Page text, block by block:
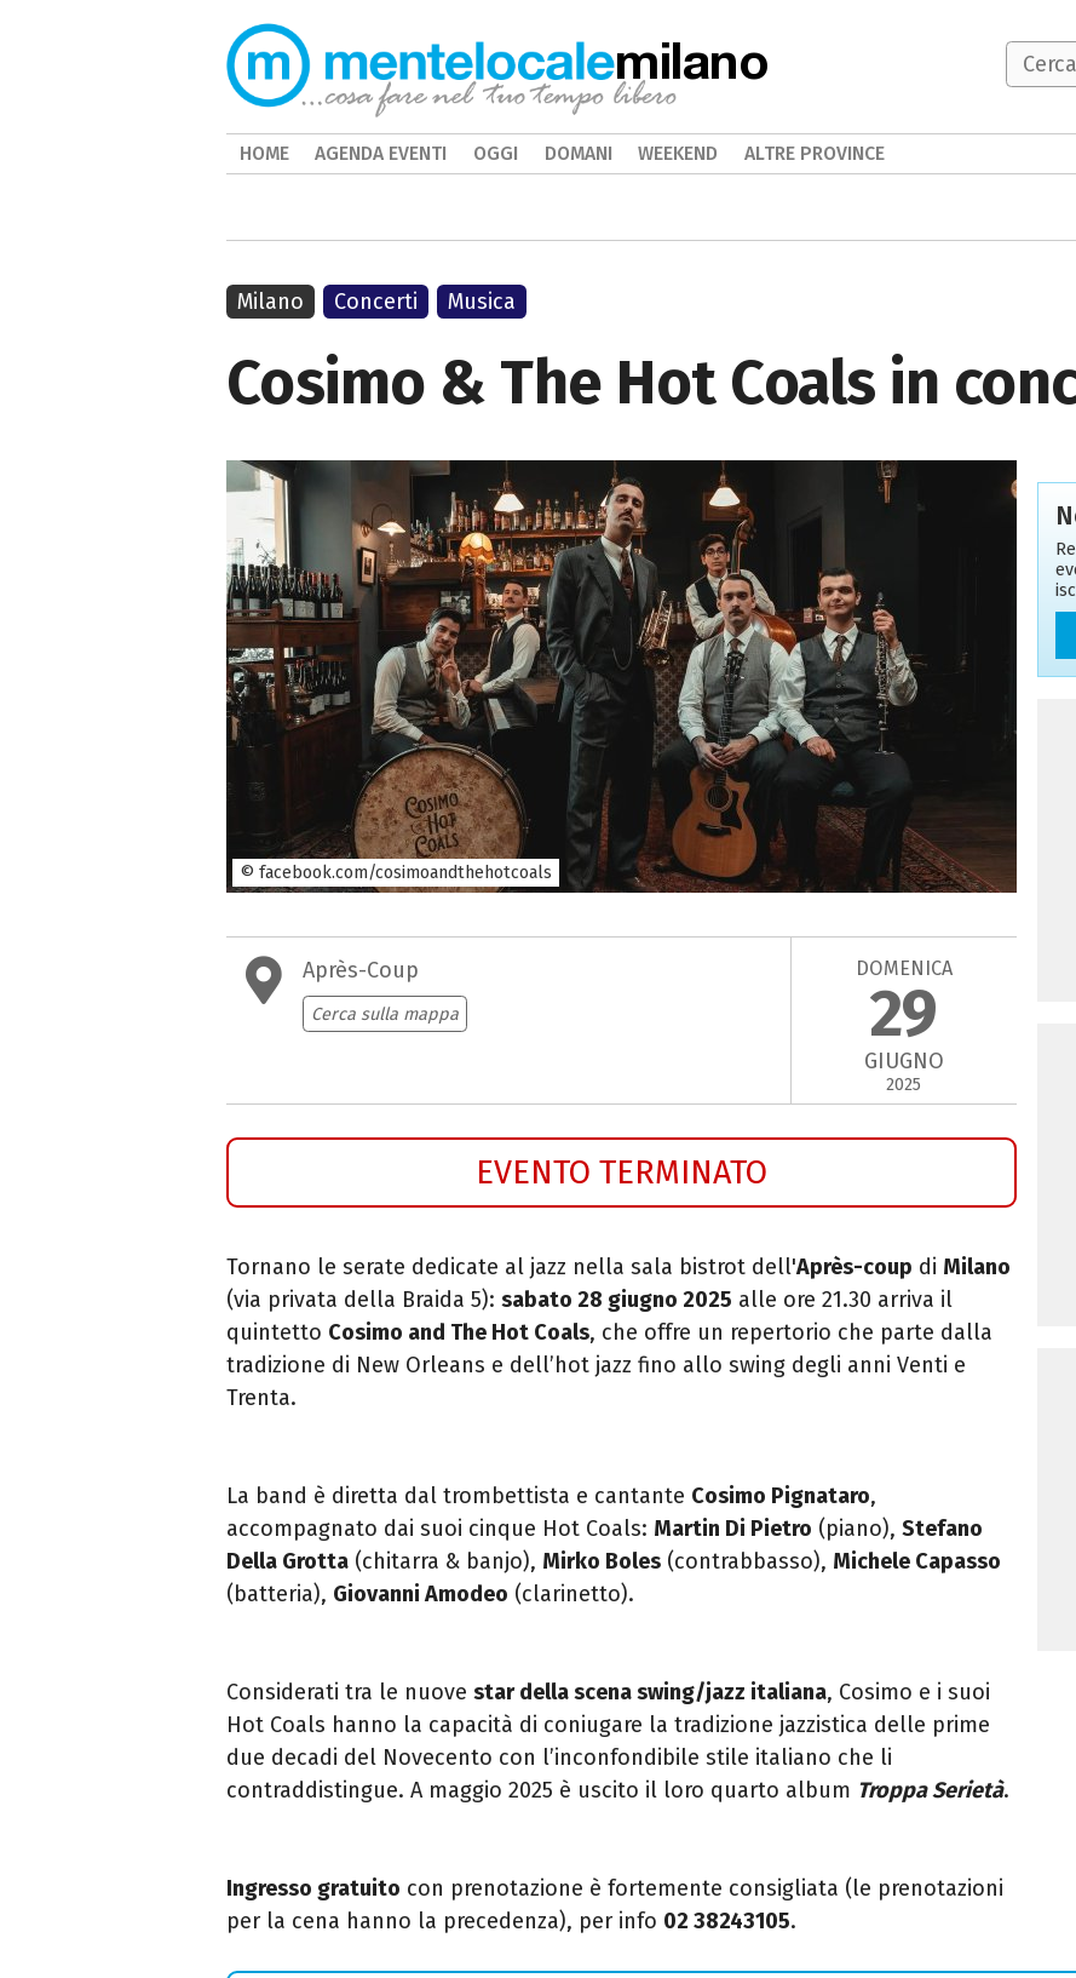
Cosimo & The Hot Coals in
© facebook.com/cosimoandthehotcoals
Après-Coup
Cerca sulla mappa
DOMENICA
29
GIUGNO
2025
EVENTO TERMINATO
Tornano le serate dedicate al jazz nella sala bistrot dell'Après-coup di Milano
(via privata della Braida 5): sabato 28 giugno 2025 alle ore 21.30 arriva il
quintetto Cosimo and The Hot Coals, che offre un repertorio che parte dalla
tradizione di New Orleans e dell’hot jazz fino allo swing degli anni Venti e
Trenta.
La band è diretta dal trombettista e cantante Cosimo Pignataro,
accompagnato dai suoi cinque Hot Coals: Martin Di Pietro (piano), Stefano
Della Grotta (chitarra & banjo), Mirko Boles (contrabbasso), Michele Capasso
(batteria), Giovanni Amodeo (clarinetto).
Considerati tra le nuove star della scena swing/jazz italiana, Cosimo e i suoi
Hot Coals hanno la capacità di coniugare la tradizione jazzistica delle prime
due decadi del Novecento con l’inconfondibile stile italiano che li
contraddistingue. A maggio 2025 è uscito il loro quarto album Troppa Serietà.
Ingresso gratuito con prenotazione è fortemente consigliata (le prenotazioni
per la cena hanno la precedenza), per info 02 38243105.
Milano Concerti Musica
milano
HOME AGENDA EVENTI OGGI DOMANI WEEKEND ALTRE PROVINCE